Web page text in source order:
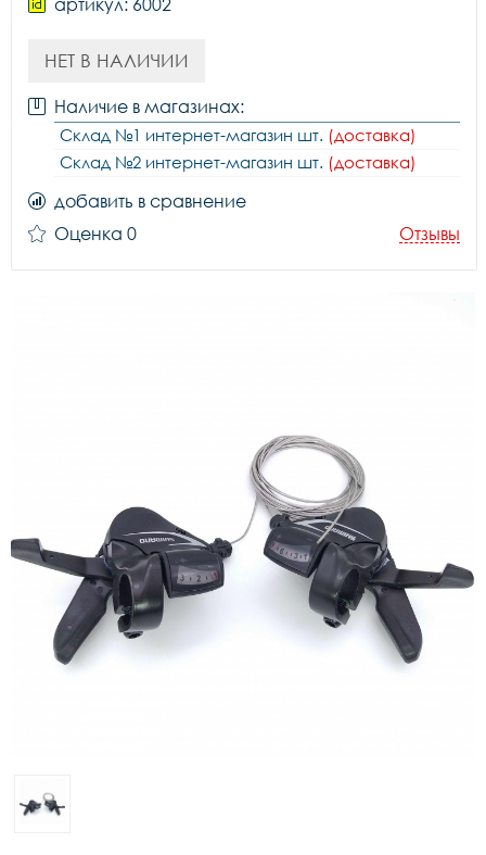
артикул: 6002
НЕТ В НАЛИЧИИ
Наличие в магазинах:
Склад №1 интернет-магазин шт. (доставка)
Склад №2 интернет-магазин шт. (доставка)
добавить в сравнение
Оценка 0
Отзывы